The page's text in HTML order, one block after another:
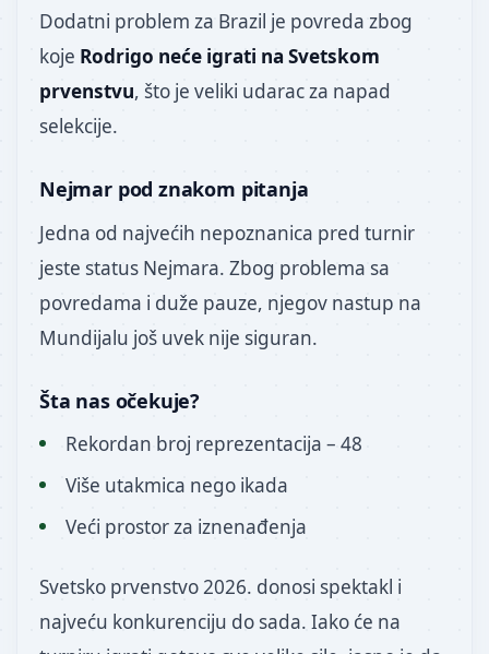
Dodatni problem za Brazil je povreda zbog
koje Rodrigo neće igrati na Svetskom
prvenstvu, što je veliki udarac za napad
selekcije.
Nejmar pod znakom pitanja
Jedna od najvećih nepoznanica pred turnir
jeste status Nejmara. Zbog problema sa
povredama i duže pauze, njegov nastup na
Mundijalu još uvek nije siguran.
Šta nas očekuje?
Rekordan broj reprezentacija – 48
Više utakmica nego ikada
Veći prostor za iznenađenja
Svetsko prvenstvo 2026. donosi spektakl i
najveću konkurenciju do sada. Iako će na